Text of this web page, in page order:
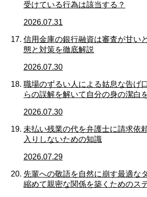
受けている行為は該当する？
2026.07.31
信用金庫の銀行融資は審査が甘い
態と対策を徹底解説
2026.07.30
職場のずるい人による姑息な告げ
らの誤解を解いて自分の身の潔白
2026.07.30
未払い残業の代を弁護士に請求依
入りしないための知識
2026.07.29
先輩への敬語を自然に崩す最適な
縮めて親密な関係を築くためのス